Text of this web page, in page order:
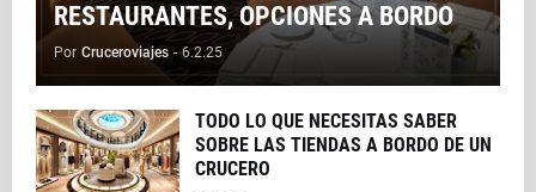
RESTAURANTES, OPCIONES A BORDO
Por Cruceroviajes - 6.2.25
TODO LO QUE NECESITAS SABER
SOBRE LAS TIENDAS A BORDO DE UN
CRUCERO